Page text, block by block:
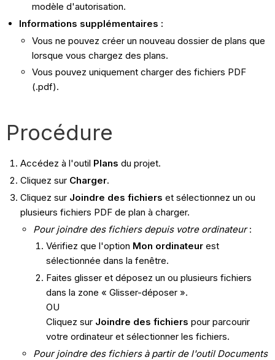
modèle d'autorisation.
Informations supplémentaires :
Vous ne pouvez créer un nouveau dossier de plans que
lorsque vous chargez des plans.
Vous pouvez uniquement charger des fichiers PDF
(.pdf).
Procédure
Accédez à l'outil Plans du projet.
Cliquez sur Charger.
Cliquez sur Joindre des fichiers et sélectionnez un ou
plusieurs fichiers PDF de plan à charger.
Pour joindre des fichiers depuis votre ordinateur:
Vérifiez que l'option Mon ordinateurest
sélectionnée dans la fenêtre.
Faites glisser et déposez un ou plusieurs fichiers
dans la zone « Glisser-déposer ».
OU
Cliquez sur Joindre des fichiers pour parcourir
votre ordinateur et sélectionner les fichiers.
Pour joindre des fichiers à partir de l'outil Documents